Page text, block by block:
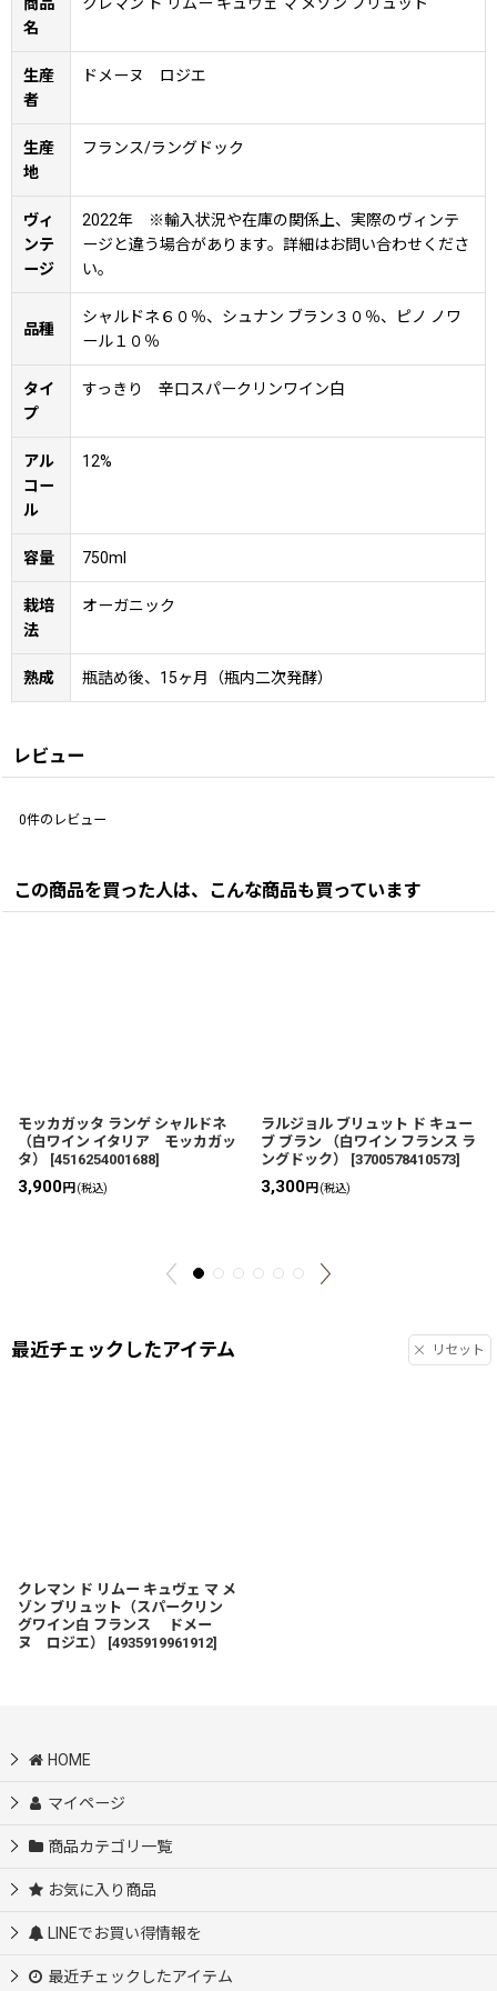
名
生産
者
ドメーヌ ロジエ
生産
地
フランス/ラングドック
ヴィ
ンテ
ージ
2022年 ※輸入状況や在庫の関係上、実際のヴィンテ
ージと違う場合があります。詳細はお問い合わせくださ
い。
品種
シャルドネ６０％、シュナン ブラン３０％、ピノ ノワ
ール１０％
タイ
プ
すっきり 辛口スパークリンワイン白
アル
コー
ル
12%
容量 750ml
栽培
法
オーガニック
熟成 瓶詰め後、15ヶ月（瓶内二次発酵）
レビュー
0件のレビュー
この商品を買った人は、こんな商品も買っています
モッカガッタ ランゲ シャルドネ
（白ワイン イタリア モッカガッ
タ）
[4516254001688]
3,900円 (税込)
ラルジョル ブリュット ド キュー
ブ ブラン （白ワイン フランス ラ
ングドック）
[3700578410573]
3,300円 (税込)
最近チェックしたアイテム リセット
クレマン ド リムー キュヴェ マ メ
ゾン ブリュット（スパークリン
グワイン白 フランス ドメー
ヌ ロジエ）
[4935919961912]
HOME
マイページ
商品カテゴリ一覧
お気に入り商品
LINEでお買い得情報を
最近チェックしたアイテム